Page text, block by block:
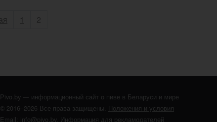
Pivo.by — информационный сайт о пиве в Беларуси и мире
© 2016–2026 Все права защищены. Положения и условия
Email: info@pivo.by. Информация для рекламодателей